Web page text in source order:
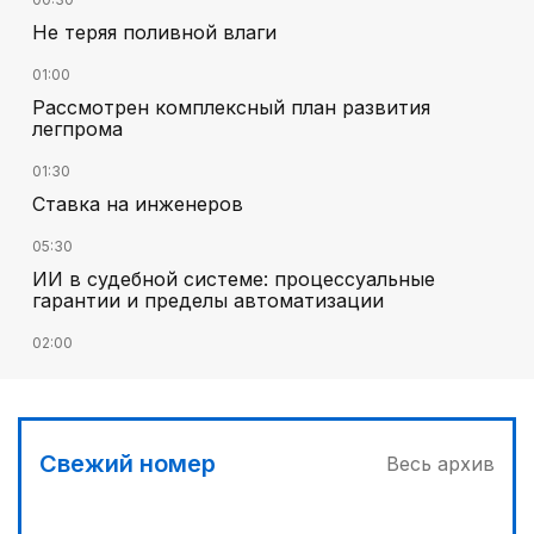
Не теряя поливной влаги
01:00
Рассмотрен комплексный план развития
легпрома
01:30
Ставка на инженеров
05:30
ИИ в судебной системе: процессуальные
гарантии и пределы автоматизации
02:00
02:30
Программа модернизации – в действии
Свежий номер Весь архив